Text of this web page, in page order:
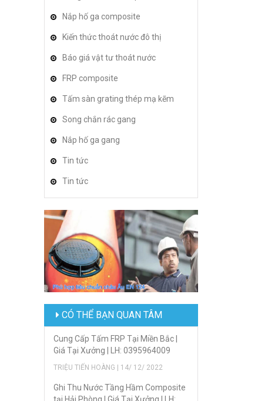
Nắp hố ga composite
Kiến thức thoát nước đô thị
Báo giá vật tư thoát nước
FRP composite
Tấm sàn grating thép mạ kẽm
Song chắn rác gang
Nắp hố ga gang
Tin tức
Tin tức
CÓ THỂ BẠN QUAN TÂM
Cung Cấp Tấm FRP Tại Miền Bắc |
Giá Tại Xưởng | LH: 0395964009
TRIỆU TIẾN HOÀNG | 14/ 12/ 2022
Ghi Thu Nước Tầng Hầm Composite